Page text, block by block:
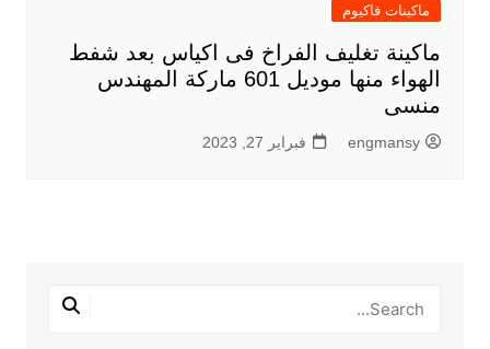
ماكينات فاكيوم
ماكينة تغليف الفراخ فى اكياس بعد شفط
الهواء منها موديل 601 ماركة المهندس
منسى
engmansy فبراير 27, 2023